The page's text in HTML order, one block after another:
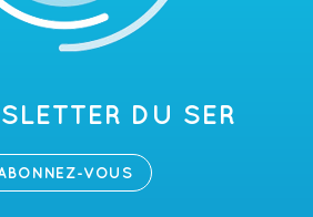
DU SER
VOUS